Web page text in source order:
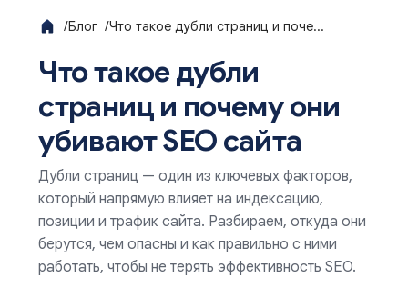
Наши решения
/Блог /Что такое дубли страниц и поче...
Что такое дубли
страниц и почему они
убивают SEO сайта
Дубли страниц — один из ключевых факторов,
который напрямую влияет на индексацию,
позиции и трафик сайта. Разбираем, откуда они
берутся, чем опасны и как правильно с ними
работать, чтобы не терять эффективность SEO.